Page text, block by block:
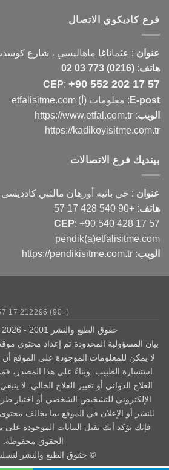
فرع كاديكوي الاتصال
عنوان : عثماناغا ماهاليسي ، شارع
هاتف:
(0216) 773 03 02
CEP: +90 552 202 17 57
E-post : معلومات (أ) etfalisitme.com
الويب:
https://www.etfal.com.tr
https://kadikoyisitme.com.tr
بينديك فرع الاتصالات
عنوان : حي باتيه أورهان مالتبي كادديسي
هاتف:
+90 540 428 17 57
CEP: +90 540 428 17 57
pendik(a)etfalisitme.com
الويب:
https://pendikisitme.com.tr
(+90) 212296 17 57
حقوق الطبع والنشر 2001 - 2026 ©
بيان المسؤولية المحدودة تم إعداد محتوى
لا يمكن للمعلومات الموجودة على الموقع
استشارة الطبيب. وبناءً على هذا المصدر،
العلاج الدوائي أو تغيير العلاج الحالي. لا
الإلكتروني للتشخيص الشخصي أو اختيار
للنشر أو الإعلان في الموقع بما يخالف محتوى
الحقوق محفوظة.
© حقوق الطبع والنشر